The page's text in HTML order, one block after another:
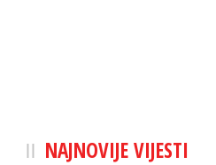
NAJNOVIJE VIJESTI